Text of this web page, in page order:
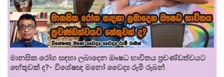
මානසික රෝග සඳහා ලබාදෙන ඖෂධ භාවිතය ප්‍රචණ්ඩත්වයට
හේතුවක් ද?- විශේෂඥ මනෝ වෛද්‍ය රූමි රූබන්